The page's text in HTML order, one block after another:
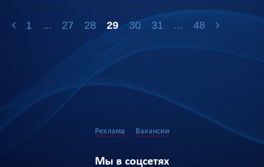
1 ... 27 28 29 30 31 ... 48
Реклама Вакансии
Мы в соцсетях